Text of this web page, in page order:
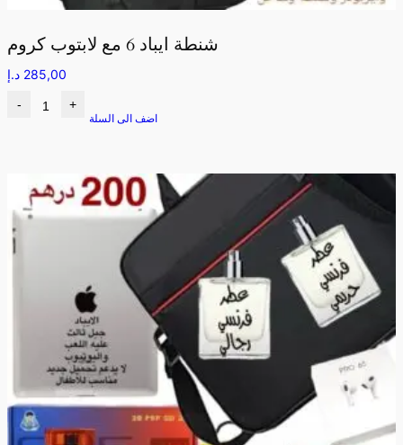
شنطة ايباد 6 مع لابتوب كروم
285,00 د.إ
- +
اضف الى السلة